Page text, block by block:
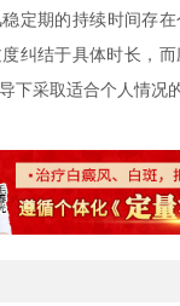
定期的持续时间存
纠结于具体时长，
下采取适合个人情况